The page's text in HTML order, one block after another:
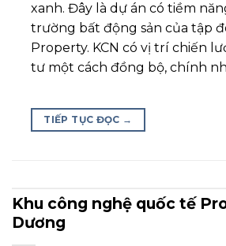
xanh. Đây là dự án có tiềm
trường bất động sản của tập
Property. KCN có vị trí chiến
tư một cách đồng bộ, chính
TIẾP TỤC ĐỌC →
Khu công nghệ quốc tế
Dương